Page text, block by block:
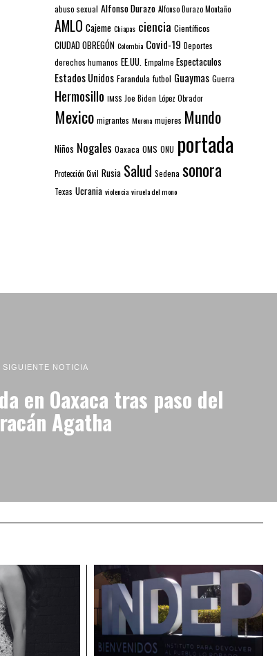
abuso sexual Alfonso Durazo Alfonso Durazo Montaño
AMLO Cajeme Chiapas ciencia Científicos
CIUDAD OBREGÓN Colombia Covid-19 Deportes
derechos humanos EE.UU. Empalme Espectaculos
Estados Unidos Farandula futbol Guaymas Guerra
Hermosillo IMSS Joe Biden López Obrador
Mexico migrantes Morena mujeres Mundo
Niños Nogales Oaxaca OMS ONU portada
Protección Civil Rusia Salud Sedena sonora
Texas Ucrania violencia viruela del mono
SIGUIENTE NOTICIA
en Oaxaca tras paso del
Agatha